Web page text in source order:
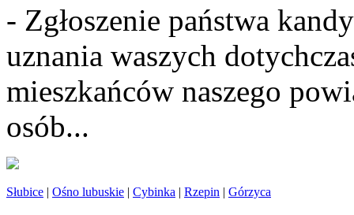
- Zgłoszenie państwa
uznania waszych
mieszkańców naszego
osób...
Słubice | Ośno lubuskie | Cybinka | Rzepin | Górzyca